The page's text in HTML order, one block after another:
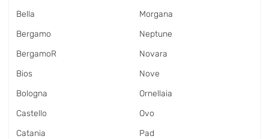
Bella
Bergamo
BergamoR
Bios
Bologna
Castello
Catania
Morgana
Neptune
Novara
Nove
Ornellaia
Ovo
Pad